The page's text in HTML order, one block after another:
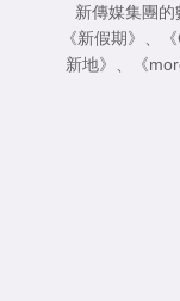
新傳媒集團
《新假期》
新地》
《